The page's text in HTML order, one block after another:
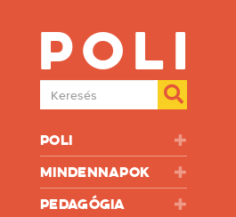
Poli
Mindennapok
Pedagógia
Poli
Keresés